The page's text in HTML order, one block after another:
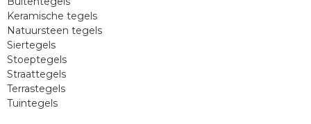
Keramische tegels
Natuursteen tegels
Siertegels
Stoeptegels
Straattegels
Terrastegels
Tuintegels